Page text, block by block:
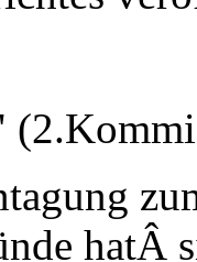
hatÂ